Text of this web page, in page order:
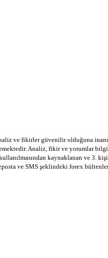
ve fikirler güvenilir olduğuna
Analiz, fikir ve yorumlar
kaynaklanan ve 3.
ve SMS şeklindeki forex